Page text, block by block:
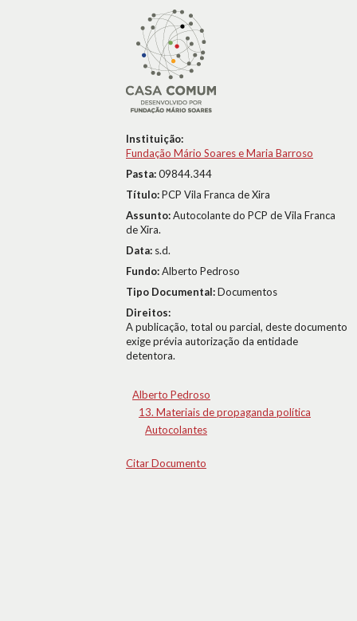
Instituição:
Fundação Mário Soares e Maria Barroso
Pasta:09844.344
Título:PCP Vila Franca de Xira
Assunto:Autocolante do PCP de Vila Franca
de Xira.
Data: s.d.
Fundo:Alberto Pedroso
Tipo Documental:Documentos
Direitos:
A publicação, total ou parcial, deste documento
exige prévia autorização da entidade
detentora.
Alberto Pedroso
13. Materiais de propaganda política
Autocolantes
Citar Documento